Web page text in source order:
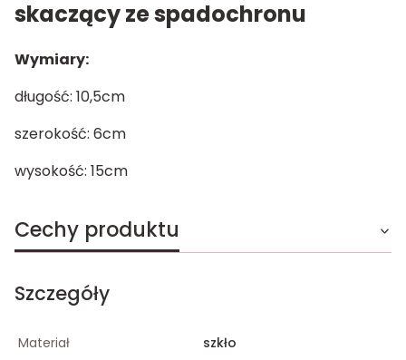
skaczący ze spadochronu
Wymiary:
długość: 10,5cm
szerokość: 6cm
wysokość: 15cm
Cechy produktu
Szczegóły
Materiał
szkło